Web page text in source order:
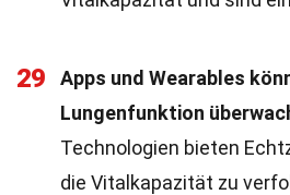
29
Apps und Wearables
Lungenfunktion
Technologien bieten
die Vitalkapazität zu